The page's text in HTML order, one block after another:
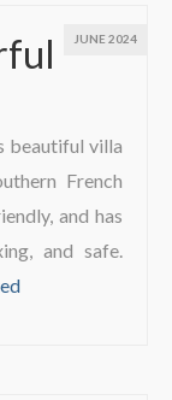
JUNE 2024
beautiful villa
French
and has
and safe.